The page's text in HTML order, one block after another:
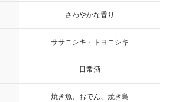
さわやかな香り
ササニシキ・トヨニシキ
日常酒
焼き魚、おでん、焼き鳥